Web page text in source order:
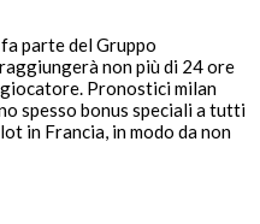
parte del Gruppo
non più di 24 ore
Pronostici milan
spesso bonus speciali a tutti
in Francia, in modo da non